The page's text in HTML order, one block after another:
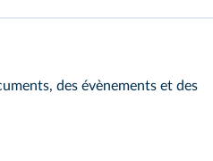
des évènements et des